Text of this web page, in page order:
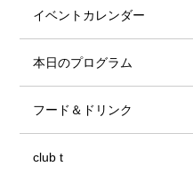
イベントカレンダー
本日のプログラム
フード＆ドリンク
club t